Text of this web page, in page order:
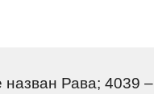
назван Рава; 4039